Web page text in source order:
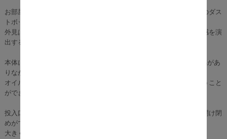
お部屋に馴染みやすい、インテリア性を兼ね備えたウッドテイストのダス
トボックス。
外見は家具のように見えるため生活感を感じさせず、お部屋に高級感を演
出することができます。
本体には厚み1.1cmの桐の一枚板を使用しているため、丈夫で高級感があ
りながらも軽いのが特徴です。
オイルステイン塗装を施しており、天然木そのままの素材感を味わうこと
ができます。
投入口はスライド式になっており、取っ手があるため片手で簡単に開け閉
めができます。
大きく開くためペットボトルや缶なども捨てやすくなっています。